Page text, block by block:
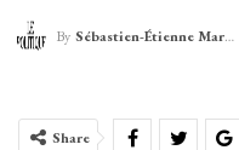
By Sébastien-Étienne Marechal
Share